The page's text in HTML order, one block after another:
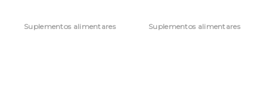
Suplementos alimentares Suplementos alimentares